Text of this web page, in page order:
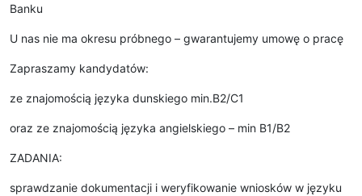
Banku
U nas nie ma okresu próbnego – gwarantujemy umowę o pracę
Zapraszamy kandydatów:
ze znajomością języka dunskiego min.B2/C1
oraz ze znajomością języka angielskiego – min B1/B2
ZADANIA:
sprawdzanie dokumentacji i weryfikowanie wniosków w języku